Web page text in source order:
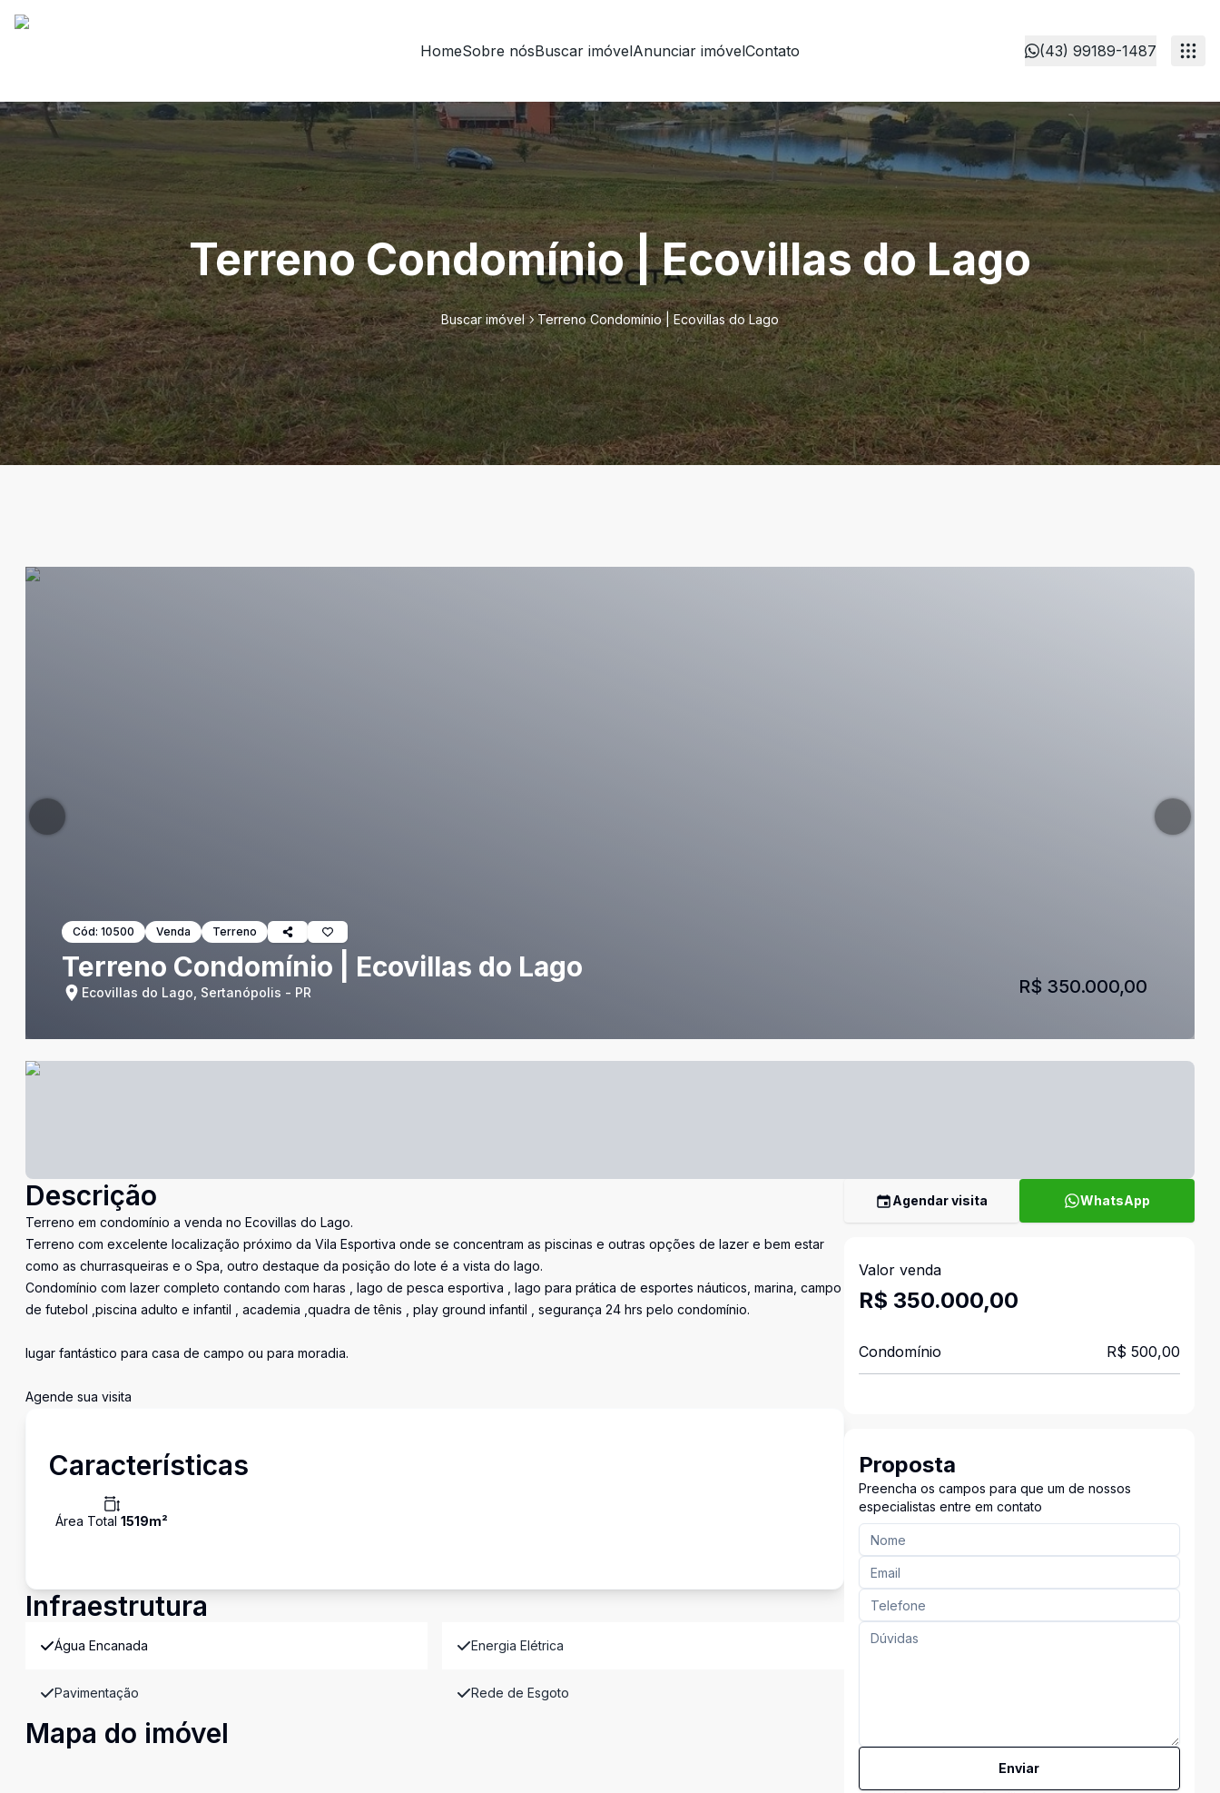
HomeSobre nósBuscar imóvelAnunciar imóvelContato (43) 99189-1487
Terreno Condomínio | Ecovillas do Lago
Buscar imóvel Terreno Condomínio | Ecovillas do Lago
Cód: 10500 Venda Terreno
Terreno Condomínio | Ecovillas do Lago
Ecovillas do Lago, Sertanópolis - PR R$ 350.000,00
Descrição
Terreno em condomínio a venda no Ecovillas do Lago.
Terreno com excelente localização próximo da Vila Esportiva onde se concentram as piscinas e outras opções de lazer e bem estar
como as churrasqueiras e o Spa, outro destaque da posição do lote é a vista do lago.
Condomínio com lazer completo contando com haras , lago de pesca esportiva , lago para prática de esportes náuticos, marina, campo
de futebol ,piscina adulto e infantil , academia ,quadra de tênis , play ground infantil , segurança 24 hrs pelo condomínio.
lugar fantástico para casa de campo ou para moradia.
Agende sua visita
Características
Área Total 1519m²
Infraestrutura
Água Encanada Energia Elétrica
Pavimentação Rede de Esgoto
Mapa do imóvel
Agendar visita WhatsApp
Valor venda
R$ 350.000,00
Condomínio R$ 500,00
Proposta
Preencha os campos para que um de nossos
especialistas entre em contato
Enviar